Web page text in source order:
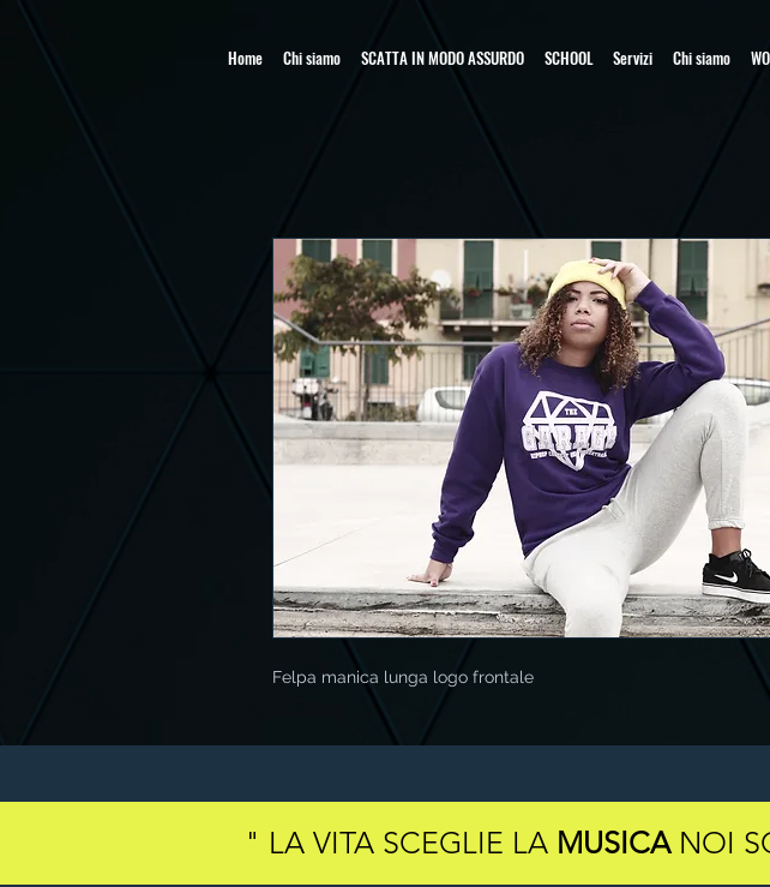
Home Chi siamo SCATTA IN MODO ASSURDO SCHOOL Servizi Chi siamo
Felpa manica lunga logo frontale
" LA VITA SCEGLIE LA MUSICANOI